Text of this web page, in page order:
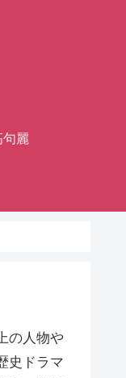
句麗
の人物や
史ドラマ